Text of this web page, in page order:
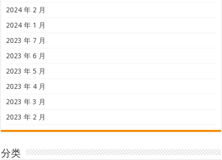
2024 年 2 月
2024 年 1 月
2023 年 7 月
2023 年 6 月
2023 年 5 月
2023 年 4 月
2023 年 3 月
2023 年 2 月
分类